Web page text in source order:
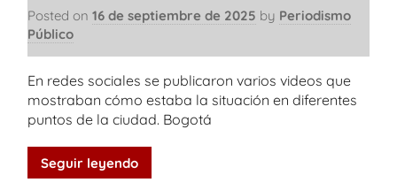
Posted on 16 de septiembre de 2025 by Periodismo
Público
En redes sociales se publicaron varios videos que
mostraban cómo estaba la situación en diferentes
puntos de la ciudad. Bogotá
Seguir leyendo